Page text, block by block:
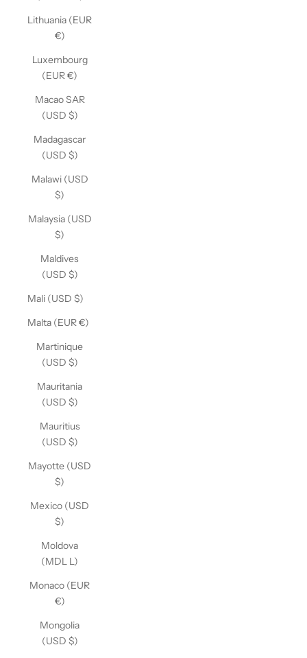
Lithuania (EUR
€)
Luxembourg
(EUR €)
Macao SAR
(USD $)
Madagascar
(USD $)
Malawi (USD
$)
Malaysia (USD
$)
Maldives
(USD $)
Mali (USD $)
Malta (EUR €)
Martinique
(USD $)
Mauritania
(USD $)
Mauritius
(USD $)
Mayotte (USD
$)
Mexico (USD
$)
Moldova
(MDL L)
Monaco (EUR
€)
Mongolia
(USD $)